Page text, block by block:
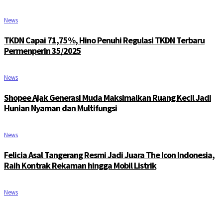
News
TKDN Capai 71,75%, Hino Penuhi Regulasi TKDN Terbaru
Permenperin 35/2025
News
Shopee Ajak Generasi Muda Maksimalkan Ruang Kecil Jadi
Hunian Nyaman dan Multifungsi
News
Felicia Asal Tangerang Resmi Jadi Juara The Icon Indonesia,
Raih Kontrak Rekaman hingga Mobil Listrik
News